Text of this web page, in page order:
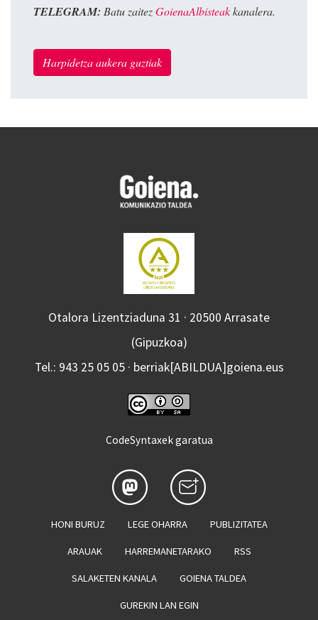
TELEGRAM: Batu zaitezGoienaAlbisteakkanalera.
Harpidetza aukera guztiak
Otalora Lizentziaduna 31 · 20500 Arrasate
(Gipuzkoa)
Tel.: 943 25 05 05 · berriak[ABILDUA]goiena.eus
CodeSyntaxek garatua
HONI BURUZ LEGE OHARRA PUBLIZITATEA
ARAUAK HARREMANETARAKO RSS
SALAKETEN KANALA GOIENA TALDEA
GUREKIN LAN EGIN